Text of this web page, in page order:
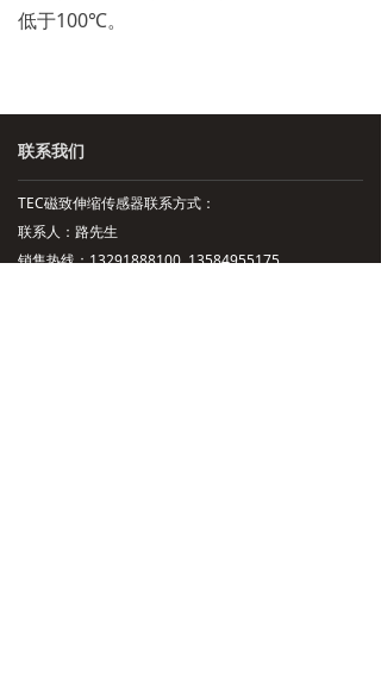
低于100℃。
联系我们
TEC磁致伸缩传感器联系方式：
联系人：路先生
销售热线：13291888100 13584955175